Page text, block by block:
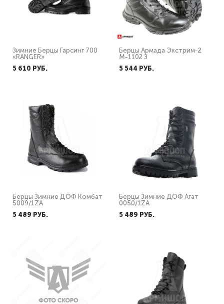
Зимние Берцы Гарсинг 700
«RANGER»
5 610 PУБ.
Берцы Армада Экстрим-2
М-1102 З
5 544 PУБ.
Берцы Зимние ДОФ Комбат
5009/1ZA
5 489 PУБ.
Берцы Зимние ДОФ Агат
0050/1ZA
5 489 PУБ.